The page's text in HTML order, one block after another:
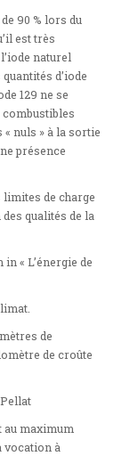
90 % lors du
est très
naturel
d’iode
129 ne se
nuls » à la sortie
présence
limites de charge
qualités de la
« L’énergie de
de
de croûte
au maximum
vocation à